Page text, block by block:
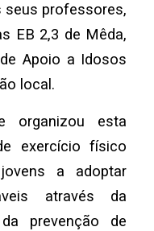
seus professores,
EB 2,3 de Mêda,
Apoio a Idosos
local.
organizou esta
exercício físico
a adoptar
através da
prevenção de